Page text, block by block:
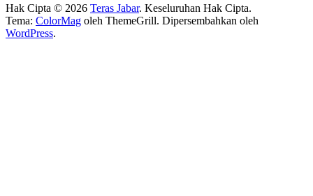
Hak Cipta © 2026 Teras Jabar. Keseluruhan Hak Cipta.
Tema: ColorMag oleh ThemeGrill. Dipersembahkan oleh
WordPress.